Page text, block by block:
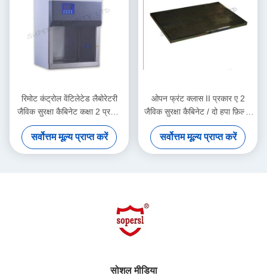
रिमोट कंट्रोल वेंटिलेटेड लैबोरेटरी
जैविक सुरक्षा कैबिनेट कक्षा 2 प्रकार
ए 2, 1000 डब्ल्यू
सर्वोत्तम मूल्य प्राप्त करें
ओपन फ्रंट क्लास II प्रकार ए 2
जैविक सुरक्षा कैबिनेट / दो हपा फ़िल्टर
के साथ लैब फ्यूम हूड
सर्वोत्तम मूल्य प्राप्त करें
सोशल मीडिया